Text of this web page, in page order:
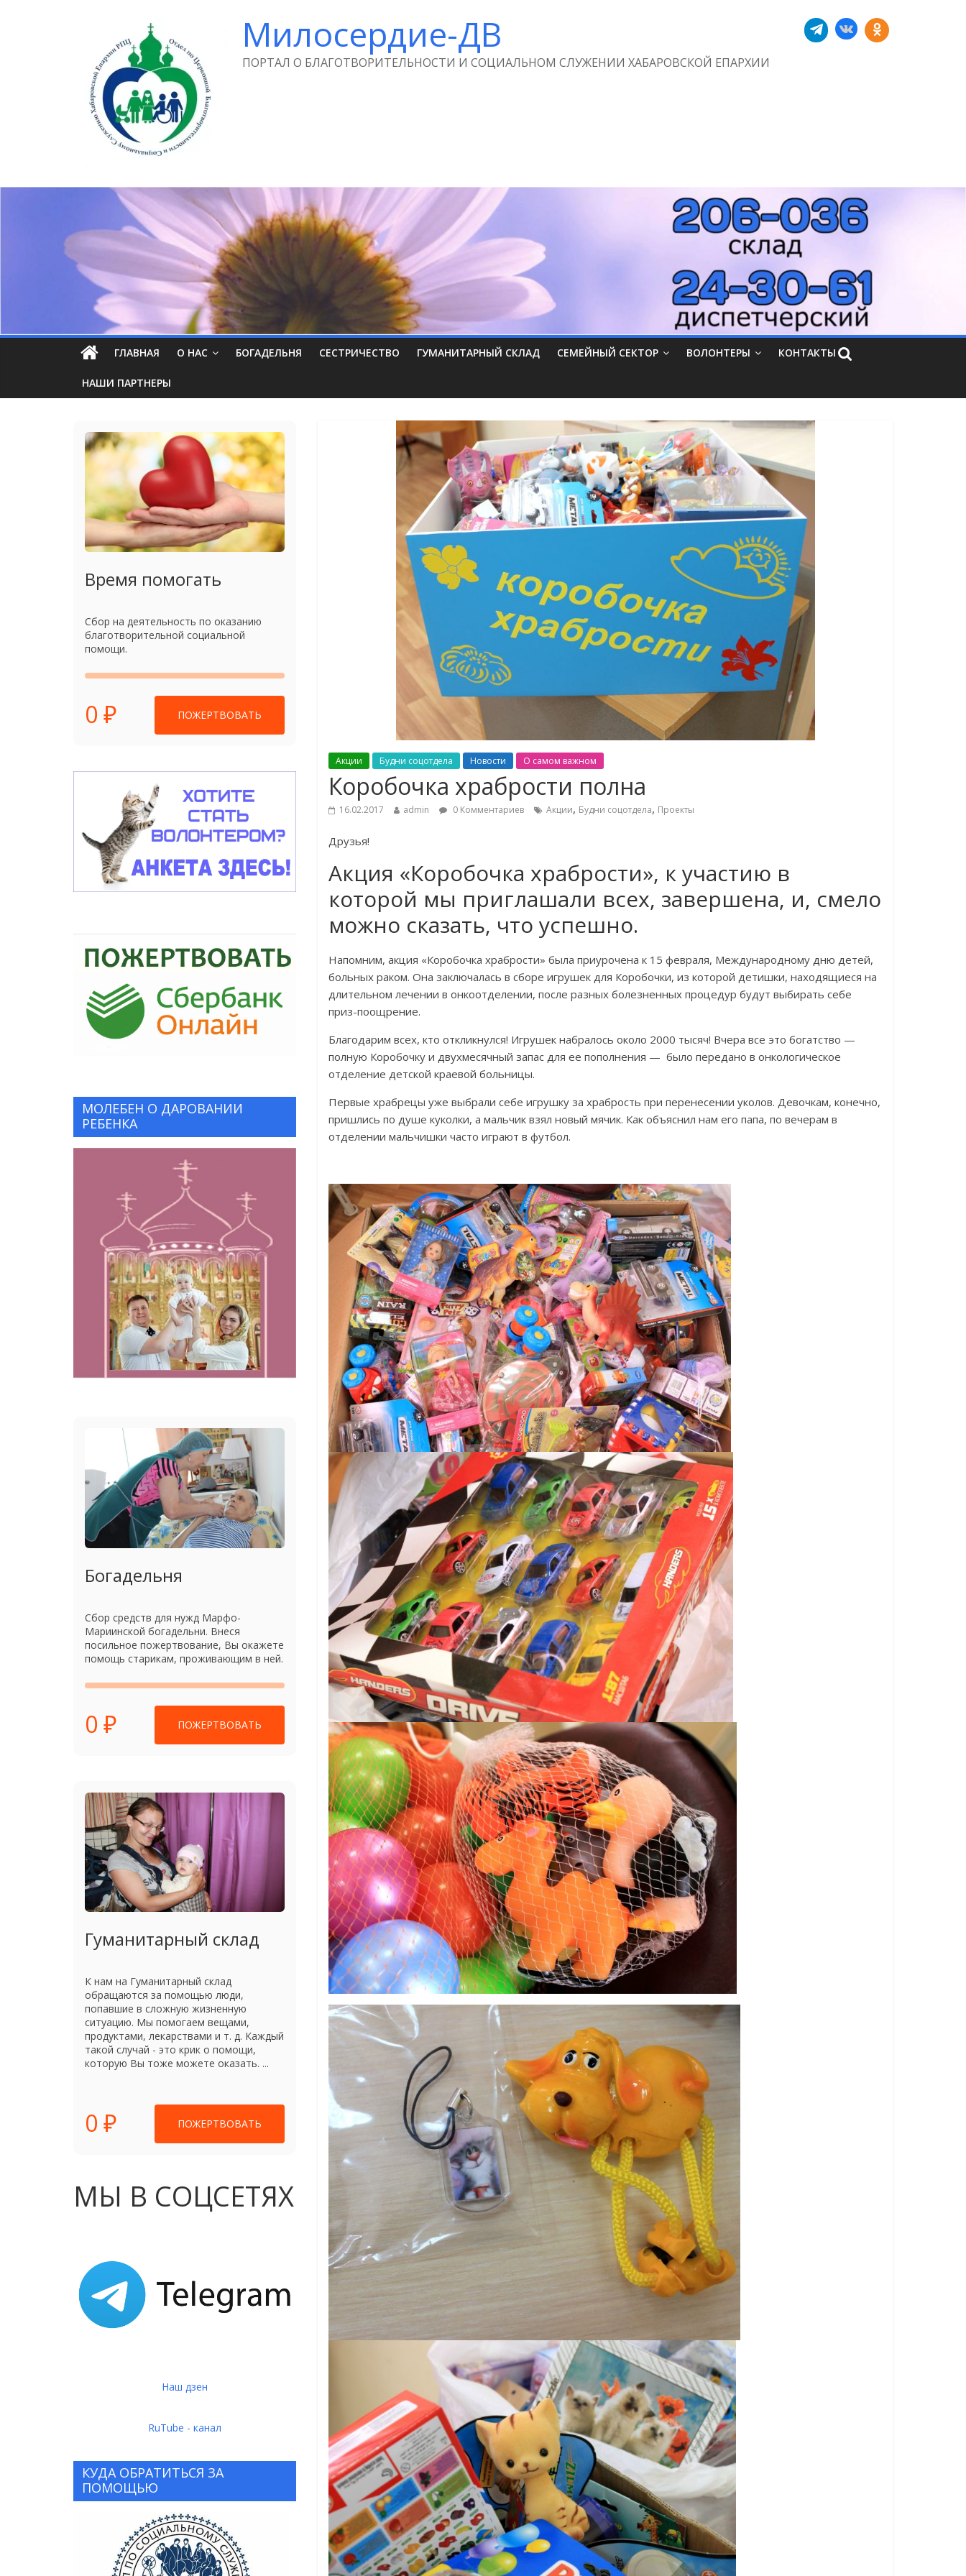
Милосердие-ДВ
ПОРТАЛ О БЛАГОТВОРИТЕЛЬНОСТИ И СОЦИАЛЬНОМ СЛУЖЕНИИ ХАБАРОВСКОЙ ЕПАРХИИ
ГЛАВНАЯ О НАС БОГАДЕЛЬНЯ СЕСТРИЧЕСТВО ГУМАНИТАРНЫЙ СКЛАД СЕМЕЙНЫЙ СЕКТОР ВОЛОНТЕРЫ КОНТАКТЫ
НАШИ ПАРТНЕРЫ
Акции Будни соцотдела Новости О самом важном
Коробочка храбрости полна
16.02.2017 admin 0 Комментариев Акции, Будни соцотдела, Проекты
Друзья!
Акция «Коробочка храбрости», к участию в
которой мы приглашали всех, завершена, и, смело
можно сказать, что успешно.
Напомним, акция «Коробочка храбрости» была приурочена к 15 февраля, Международному дню детей,
больных раком. Она заключалась в сборе игрушек для Коробочки, из которой детишки, находящиеся на
длительном лечении в онкоотделении, после разных болезненных процедур будут выбирать себе
приз-поощрение.
Благодарим всех, кто откликнулся! Игрушек набралось около 2000 тысяч! Вчера все это богатство —
полную Коробочку и двухмесячный запас для ее пополнения — было передано в онкологическое
отделение детской краевой больницы.
Первые храбрецы уже выбрали себе игрушку за храбрость при перенесении уколов. Девочкам, конечно,
пришлись по душе куколки, а мальчик взял новый мячик. Как объяснил нам его папа, по вечерам в
отделении мальчишки часто играют в футбол.
Время помогать
Сбор на деятельность по оказанию
благотворительной социальной
помощи.
0 ₽ ПОЖЕРТВОВАТЬ
МОЛЕБЕН О ДАРОВАНИИ
РЕБЕНКА
Богадельня
Сбор средств для нужд Марфо-
Мариинской богадельни. Внеся
посильное пожертвование, Вы окажете
помощь старикам, проживающим в ней.
0 ₽ ПОЖЕРТВОВАТЬ
Гуманитарный склад
К нам на Гуманитарный склад
обращаются за помощью люди,
попавшие в сложную жизненную
ситуацию. Мы помогаем вещами,
продуктами, лекарствами и т. д. Каждый
такой случай - это крик о помощи,
которую Вы тоже можете оказать. ...
0 ₽ ПОЖЕРТВОВАТЬ
МЫ В СОЦСЕТЯХ
Наш дзен
RuTube - канал
КУДА ОБРАТИТЬСЯ ЗА
ПОМОЩЬЮ